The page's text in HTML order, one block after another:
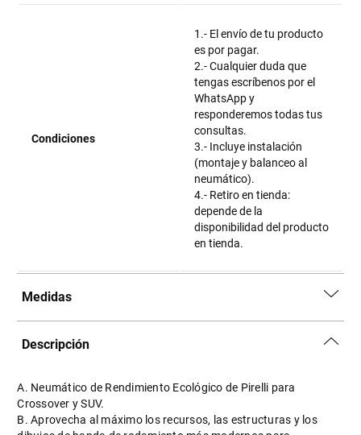
Condiciones
1.- El envío de tu producto
es por pagar.
2.- Cualquier duda que
tengas escríbenos por el
WhatsApp y
responderemos todas tus
consultas.
3.- Incluye instalación
(montaje y balanceo al
neumático).
4.- Retiro en tienda:
depende de la
disponibilidad del producto
en tienda.
Medidas
Descripción
A. Neumático de Rendimiento Ecológico de Pirelli para
Crossover y SUV.
B. Aprovecha al máximo los recursos, las estructuras y los